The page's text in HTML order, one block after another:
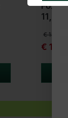
Fox
€ 13,99*
€